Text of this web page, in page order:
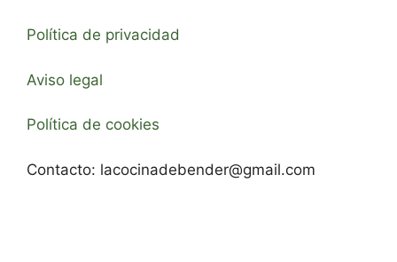
Política de privacidad
Aviso legal
Política de cookies
Contacto: lacocinadebender@gmail.com